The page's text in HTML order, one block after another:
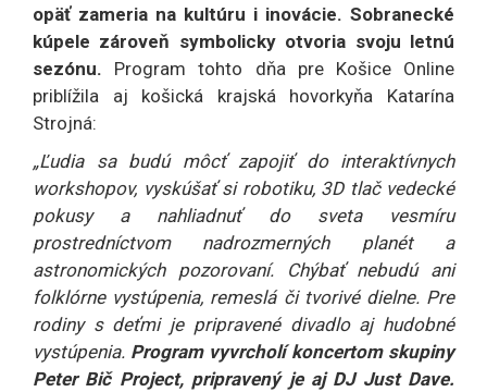
opäť zameria na kultúru i inovácie. Sobranecké
kúpele zároveň symbolicky otvoria svoju letnú
sezónu. Program tohto dňa pre Košice Online
priblížila aj košická krajská hovorkyňa Katarína
Strojná:
„Ľudia sa budú môcť zapojiť do interaktívnych
workshopov, vyskúšať si robotiku, 3D tlač vedecké
pokusy a nahliadnuť do sveta vesmíru
prostredníctvom nadrozmerných planét a
astronomických pozorovaní. Chýbať nebudú ani
folklórne vystúpenia, remeslá či tvorivé dielne. Pre
rodiny s deťmi je pripravené divadlo aj hudobné
vystúpenia. Program vyvrcholí koncertom skupiny
Peter Bič Project, pripravený je aj DJ Just Dave.